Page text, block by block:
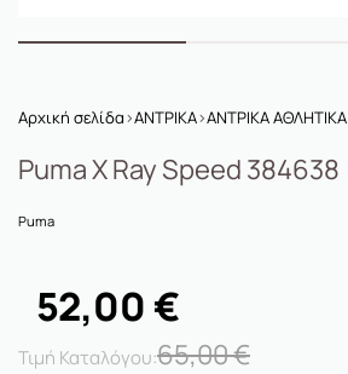
Αρχική σελίδα›ΑΝΤΡΙΚΑ›ΑΝΤΡΙΚΑ ΑΘΛΗΤΙΚΑ
Puma X Ray Speed 384638
Puma
65,00€
52,00 €